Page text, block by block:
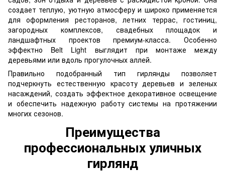
создает теплую, уютную атмосферу и широко применяется
для оформления ресторанов, летних террас, гостиниц,
загородных комплексов, свадебных площадок и
ландшафтных проектов премиум-класса. Особенно
эффектно Belt Light выглядит при монтаже между
деревьями или вдоль прогулочных аллей.
Правильно подобранный тип гирлянды позволяет
подчеркнуть естественную красоту деревьев и зеленых
насаждений, создать эффектное декоративное освещение
и обеспечить надежную работу системы на протяжении
многих сезонов.
Преимущества
профессиональных уличных
гирлянд